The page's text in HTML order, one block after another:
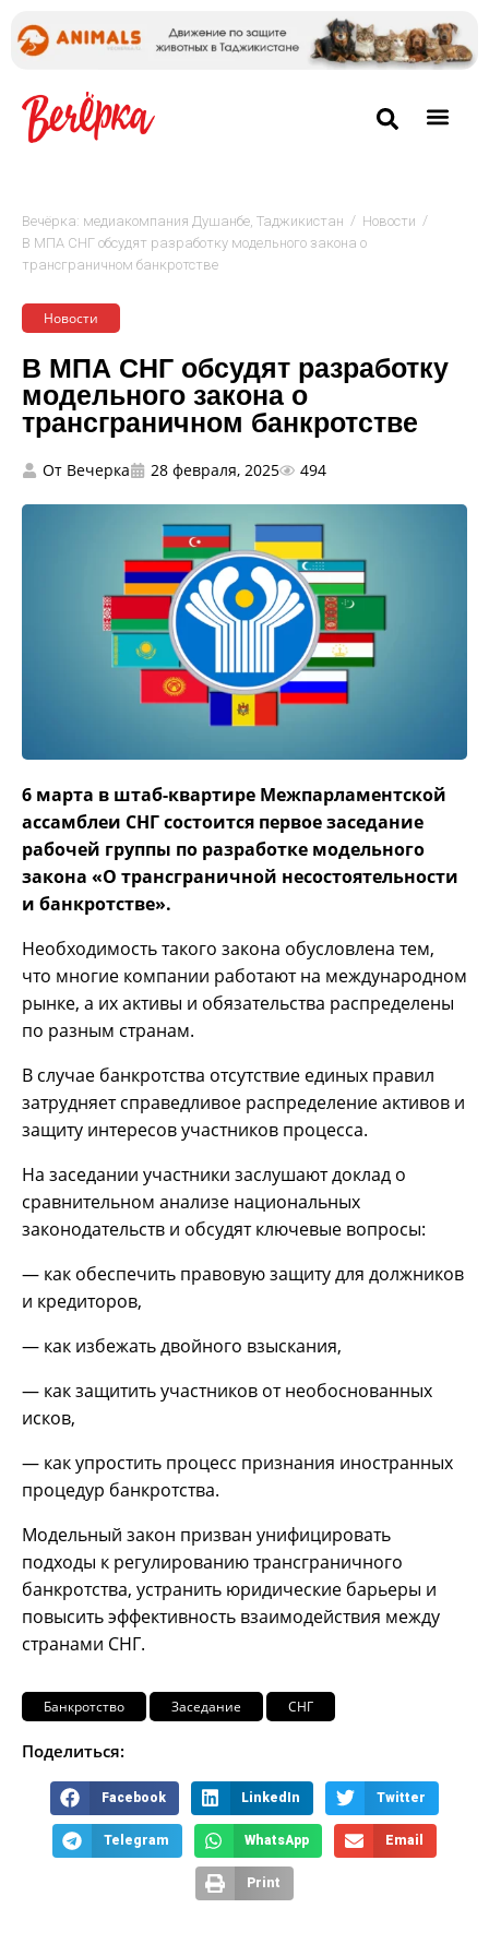
Вечёрка: медиакомпания Душанбе, Таджикистан / Новости /
В МПА СНГ обсудят разработку модельного закона о
трансграничном банкротстве
Новости
В МПА СНГ обсудят разработку
модельного закона о
трансграничном банкротстве
От Вечерка 28 февраля, 2025 494
6 марта в штаб-квартире Межпарламентской
ассамблеи СНГ состоится первое заседание
рабочей группы по разработке модельного
закона «О трансграничной несостоятельности
и банкротстве».
Необходимость такого закона обусловлена тем,
что многие компании работают на международном
рынке, а их активы и обязательства распределены
по разным странам.
В случае банкротства отсутствие единых правил
затрудняет справедливое распределение активов и
защиту интересов участников процесса.
На заседании участники заслушают доклад о
сравнительном анализе национальных
законодательств и обсудят ключевые вопросы:
— как обеспечить правовую защиту для должников
и кредиторов,
— как избежать двойного взыскания,
— как защитить участников от необоснованных
исков,
— как упростить процесс признания иностранных
процедур банкротства.
Модельный закон призван унифицировать
подходы к регулированию трансграничного
банкротства, устранить юридические барьеры и
повысить эффективность взаимодействия между
странами СНГ.
Банкротство Заседание СНГ
Поделиться:
Facebook LinkedIn Twitter
Telegram WhatsApp Email
Print